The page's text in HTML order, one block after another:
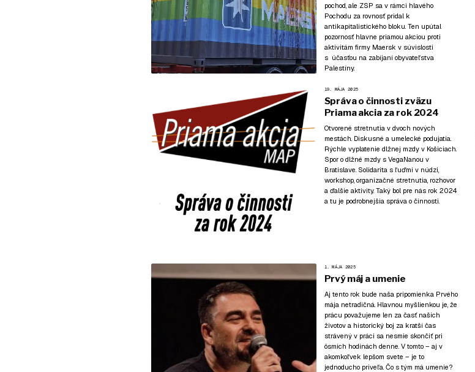
pochod , ale ZSP sa v rámci hlavého
Pochodu za rovnosť pridal k
antikapitalistického bloku. Ten upútal
pozornosť hlavne priamou akciou proti
aktivitám firmy Maersk v súvislosti
s účasťou na zabíjaní obyvateľstva
Palestíny.
19. MÁJA 2025
Správa o činnosti zväzu
Priama akcia za rok 2024
Otvorené stretnutia v dvoch nových
mestách. Diskusné a umelecké podujatia.
Rýchle vyplatenie dlžnej mzdy v Košiciach.
Spor o dlžné mzdy s VegaNanou v
Bratislave. Solidarita s ľuďmi v núdzi,
workshop, organizačné stretnutia, rozhovor
a ďalšie aktivity. Taký bol pre nás rok 2024
a tu je podrobnejšia správa o činnosti.
1. MÁJA 2025
Prvý máj a umenie
Aj tento rok bude naša pripomienka Prvého
mája netradičná. Hlavnou myšlienkou je, že
prácu považujeme len za časť našich
životov a historický boj za kratší čas
strávený v práci sa nesmie skončiť pri
ôsmich hodinách denne. V tomto – aj v
akomkoľvek lepšom svete – je to
jednoducho priveľa. Čo s tým má umenie?